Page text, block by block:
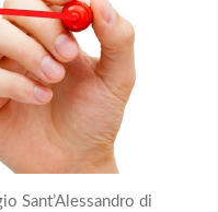
Sant’Alessandro di